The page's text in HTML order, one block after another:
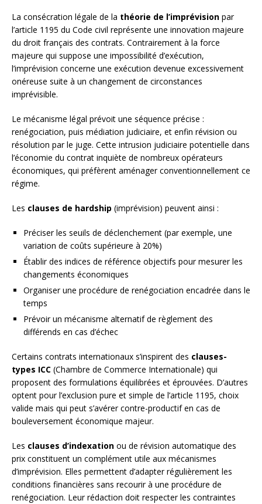
La consécration légale de la théorie de l’imprévision par
l’article 1195 du Code civil représente une innovation majeure
du droit français des contrats. Contrairement à la force
majeure qui suppose une impossibilité d’exécution,
l’imprévision concerne une exécution devenue excessivement
onéreuse suite à un changement de circonstances
imprévisible.
Le mécanisme légal prévoit une séquence précise :
renégociation, puis médiation judiciaire, et enfin révision ou
résolution par le juge. Cette intrusion judiciaire potentielle dans
l’économie du contrat inquiète de nombreux opérateurs
économiques, qui préfèrent aménager conventionnellement ce
régime.
Les clauses de hardship (imprévision) peuvent ainsi :
Préciser les seuils de déclenchement (par exemple, une
variation de coûts supérieure à 20%)
Établir des indices de référence objectifs pour mesurer les
changements économiques
Organiser une procédure de renégociation encadrée dans le
temps
Prévoir un mécanisme alternatif de règlement des
différends en cas d’échec
Certains contrats internationaux s’inspirent des clauses-
types ICC (Chambre de Commerce Internationale) qui
proposent des formulations équilibrées et éprouvées. D’autres
optent pour l’exclusion pure et simple de l’article 1195, choix
valide mais qui peut s’avérer contre-productif en cas de
bouleversement économique majeur.
Les clauses d’indexation ou de révision automatique des
prix constituent un complément utile aux mécanismes
d’imprévision. Elles permettent d’adapter régulièrement les
conditions financières sans recourir à une procédure de
renégociation. Leur rédaction doit respecter les contraintes